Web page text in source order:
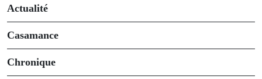
Actualité
Casamance
Chronique